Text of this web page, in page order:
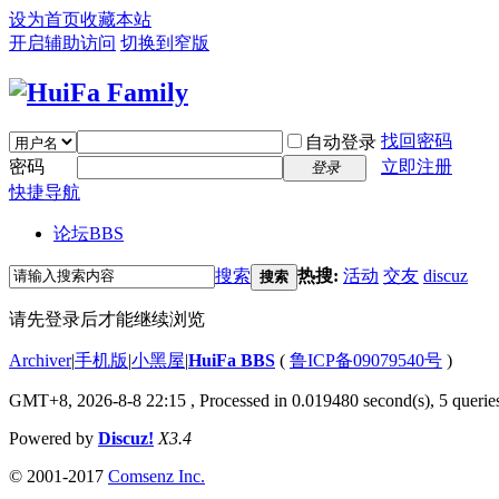
设为首页收藏本站
开启辅助访问 切换到窄版
自动登录 找回密码
密码
登录
立即注册
快捷导航
论坛BBS
搜索 搜索 热搜: 活动 交友 discuz
请先登录后才能继续浏览
Archiver|手机版|小黑屋|HuiFa BBS ( 鲁ICP备09079540号 )
GMT+8, 2026-8-8 22:15 , Processed in 0.019480 second(s), 5
Powered by Discuz! X3.4
© 2001-2017 Comsenz Inc.